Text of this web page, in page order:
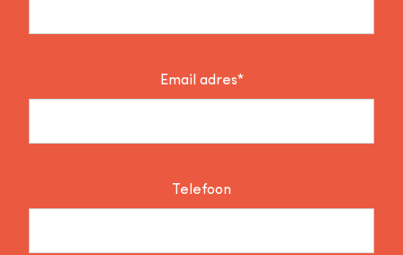
Email adres*
Telefoon